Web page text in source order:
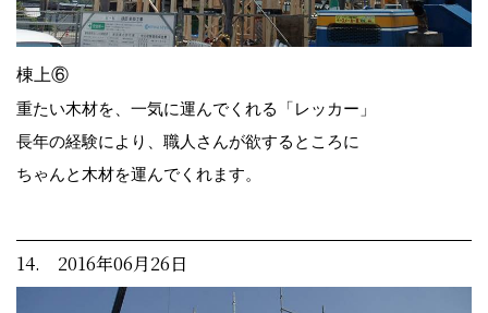
棟上⑥
重たい木材を、一気に運んでくれる「レッカー」
長年の経験により、職人さんが欲するところに
ちゃんと木材を運んでくれます。
14. 2016年06月26日